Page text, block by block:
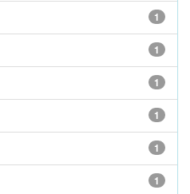
1
1
1
1
1
1